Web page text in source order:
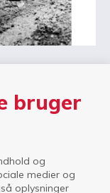
bruger
og
medier og
oplysninger
som